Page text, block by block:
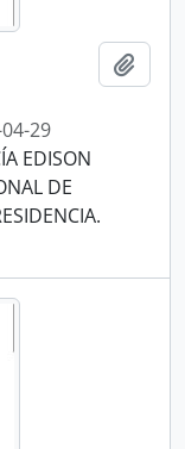
29
EDISON
DE